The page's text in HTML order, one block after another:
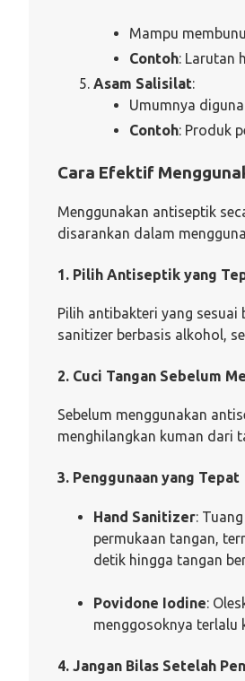
Mampu
Contoh: Larutan
Asam Salisilat:
Umumnya
Contoh: Produk
Cara Efektif
Menggunakan antiseptik
disarankan dalam
1. Pilih Antiseptik yang
Pilih antibakteri yang
sanitizer berbasis alkohol,
2. Cuci Tangan Sebelum
Sebelum menggunakan
menghilangkan kuman dari
3. Penggunaan yang Tepat
Hand Sanitizer:
permukaan tangan,
detik hingga tangan
Povidone Iodine:
menggosoknya terlalu
4. Jangan Bilas Setelah